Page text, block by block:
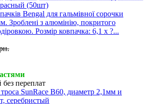
(50шт)
Bengal для гальмівної сорочки
Зроблені з алюмінію, покритого
Розмір ковпачка: 6,1 х ?...
переплат